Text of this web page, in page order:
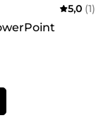
5,0 (1)